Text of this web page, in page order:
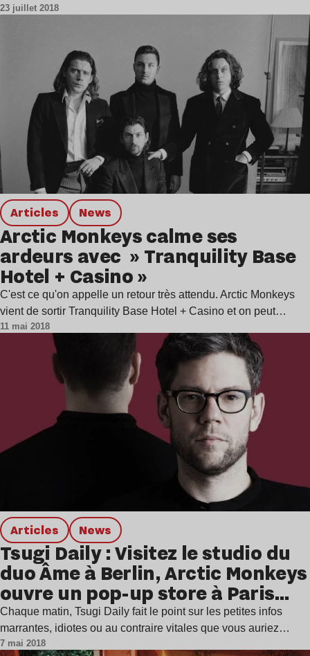
23 juillet 2018
Articles news
Arctic Monkeys calme ses
ardeurs avec » Tranquility Base
Hotel + Casino »
C'est ce qu'on appelle un retour très attendu. Arctic Monkeys
vient de sortir Tranquility Base Hotel + Casino et on peut…
11 mai 2018
Articles news
Tsugi Daily : Visitez le studio du
duo Âme à Berlin, Arctic Monkeys
ouvre un pop-up store à Paris…
Chaque matin, Tsugi Daily fait le point sur les petites infos
marrantes, idiotes ou au contraire vitales que vous auriez…
7 mai 2018